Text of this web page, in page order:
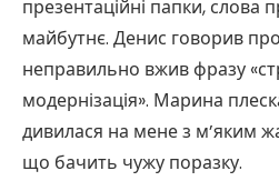
презентаційні папки, слова
майбутнє. Денис говорив про
неправильно вжив фразу
модернізація». Марина
дивилася на мене з м’яким
що бачить чужу поразку.